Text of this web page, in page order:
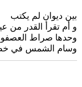
بين ديوان لم يكتب
و أم تقرأ القدر من
وحدها صراط
وسام الشمس في